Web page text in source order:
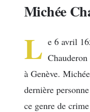
Michée
L e 6 avril
à Genève.
dernière
ce genre de